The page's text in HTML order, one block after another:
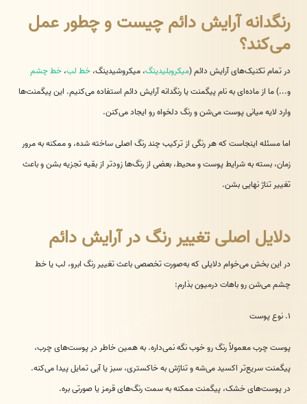
رنگدانه آرایش دائم چیست و چطور عمل
می‌کند؟
در تمام تکنیک‌های آرایش دائم (میکروبلیدینگ، میکروشیدینگ، خط لب، خط چشم
و...) ما از ماده‌ای به نام پیگمنت یا رنگدانه آرایش دائم استفاده می‌کنیم. این پیگمنت‌ها
وارد لایه میانی پوست می‌شن و رنگ دلخواه رو ایجاد می‌کنن.
اما مسئله اینجاست که هر رنگی از ترکیب چند رنگ اصلی ساخته شده، و ممکنه به مرور
زمان، بسته به شرایط پوست و محیط، بعضی از رنگ‌ها زودتر از بقیه تجزیه بشن و باعث
تغییر تناژ نهایی بشن.
دلایل اصلی تغییر رنگ در آرایش دائم
در این بخش می‌خوام دلایلی که به‌صورت تخصصی باعث تغییر رنگ ابرو، لب یا خط
چشم می‌شن رو باهات درمیون بذارم:
۱. نوع پوست
پوست چرب معمولاً رنگ رو خوب نگه نمی‌داره. به همین خاطر در پوست‌های چرب،
پیگمنت سریع‌تر اکسید می‌شه و تناژش به خاکستری، سبز یا آبی تمایل پیدا می‌کنه.
در پوست‌های خشک، پیگمنت ممکنه به سمت رنگ‌های قرمز یا صورتی بره.